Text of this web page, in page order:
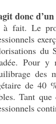
donc
à fait. Le
du
Pour y
des
de 40
Tant